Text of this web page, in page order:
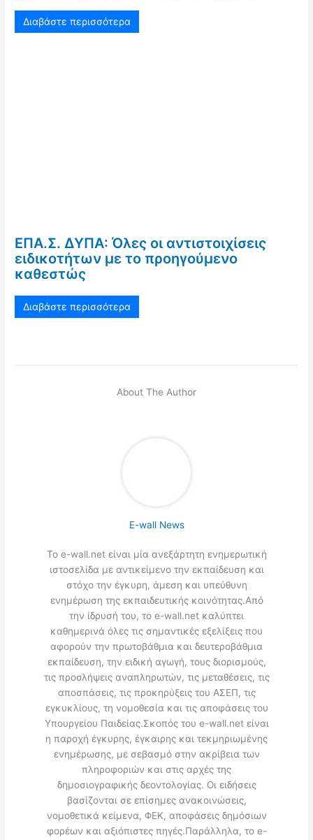
Διαβάστε περισσότερα
ΕΠΑ.Σ. ΔΥΠΑ: Όλες οι αντιστοιχίσεις
ειδικοτήτων με το προηγούμενο
καθεστώς
Διαβάστε περισσότερα
About The Author
E-wall News
Το e-wall.net είναι μία ανεξάρτητη ενημερωτική
ιστοσελίδα με αντικείμενο την εκπαίδευση και
στόχο την έγκυρη, άμεση και υπεύθυνη
ενημέρωση της εκπαιδευτικής κοινότητας.Από
την ίδρυσή του, το e-wall.net καλύπτει
καθημερινά όλες τις σημαντικές εξελίξεις που
αφορούν την πρωτοβάθμια και δευτεροβάθμια
εκπαίδευση, την ειδική αγωγή, τους διορισμούς,
τις προσλήψεις αναπληρωτών, τις μεταθέσεις, τις
αποσπάσεις, τις προκηρύξεις του ΑΣΕΠ, τις
εγκυκλίους, τη νομοθεσία και τις αποφάσεις του
Υπουργείου Παιδείας.Σκοπός του e-wall.net είναι
η παροχή έγκυρης, έγκαιρης και τεκμηριωμένης
ενημέρωσης, με σεβασμό στην ακρίβεια των
πληροφοριών και στις αρχές της
δημοσιογραφικής δεοντολογίας. Οι ειδήσεις
βασίζονται σε επίσημες ανακοινώσεις,
νομοθετικά κείμενα, ΦΕΚ, αποφάσεις δημόσιων
φορέων και αξιόπιστες πηγές.Παράλληλα, το e-